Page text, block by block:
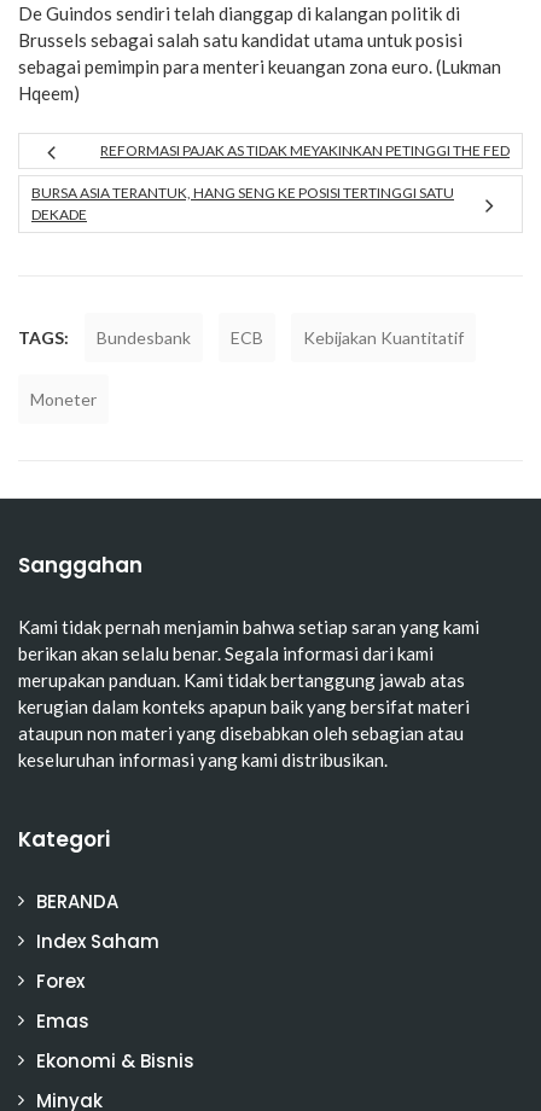
De Guindos sendiri telah dianggap di kalangan politik di
Brussels sebagai salah satu kandidat utama untuk posisi
sebagai pemimpin para menteri keuangan zona euro. (Lukman
Hqeem)
REFORMASI PAJAK AS TIDAK MEYAKINKAN PETINGGI THE FED
BURSA ASIA TERANTUK, HANG SENG KE POSISI TERTINGGI SATU
DEKADE
TAGS: Bundesbank ECB Kebijakan Kuantitatif
Moneter
Sanggahan
Kami tidak pernah menjamin bahwa setiap saran yang kami
berikan akan selalu benar. Segala informasi dari kami
merupakan panduan. Kami tidak bertanggung jawab atas
kerugian dalam konteks apapun baik yang bersifat materi
ataupun non materi yang disebabkan oleh sebagian atau
keseluruhan informasi yang kami distribusikan.
Kategori
BERANDA
Index Saham
Forex
Emas
Ekonomi & Bisnis
Minyak